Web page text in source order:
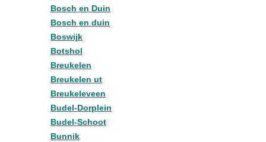
Bosch en Duin
Bosch en duin
Boswijk
Botshol
Breukelen
Breukelen ut
Breukeleveen
Budel-Dorplein
Budel-Schoot
Bunnik